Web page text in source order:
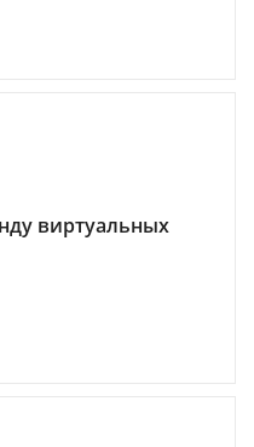
виртуальных